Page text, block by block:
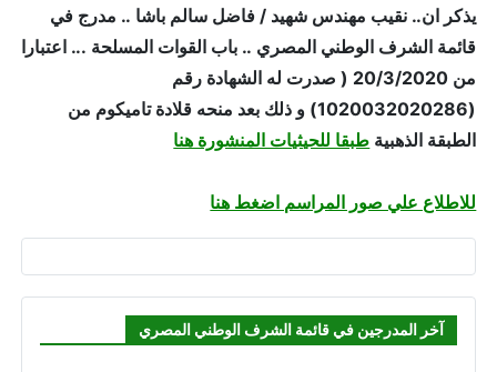
يذكر ان.. نقيب مهندس شهيد / فاضل سالم باشا .. مدرج في
قائمة الشرف الوطني المصري .. باب القوات المسلحة ... اعتبارا
من 20/3/2020 ( صدرت له الشهادة رقم
(1020032020286) و ذلك بعد منحه قلادة تاميكوم من
الطبقة الذهبية طبقا للحيثيات المنشورة هنا
للاطلاع علي صور المراسم اضغط هنا
آخر المدرجين في قائمة الشرف الوطني المصري